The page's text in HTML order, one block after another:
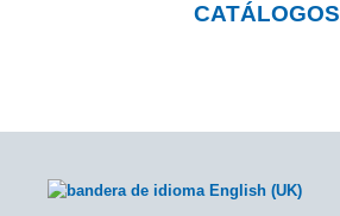
CATÁLOGOS